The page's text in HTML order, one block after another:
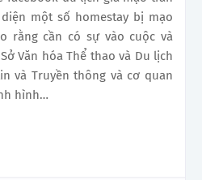
một số homestay bị mạo
rằng cần có sự vào cuộc và
Văn hóa Thể thao và Du lịch
và Truyền thông và cơ quan
hình…